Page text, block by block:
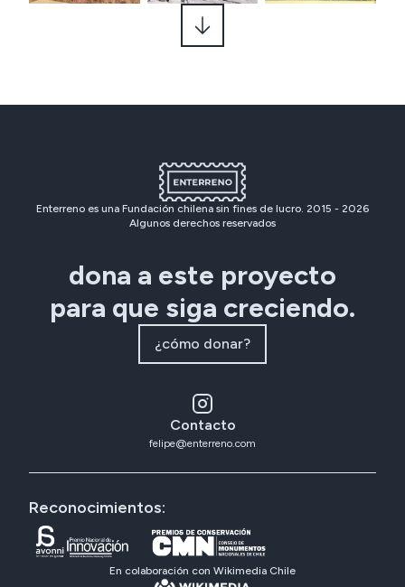
Enterreno es una Fundación chilena sin fines de lucro. 2015 - 2026
Algunos derechos reservados
dona a este proyecto
para que siga creciendo.
¿cómo donar?
Contacto
felipe@enterreno.com
Reconocimientos:
En colaboración con Wikimedia Chile